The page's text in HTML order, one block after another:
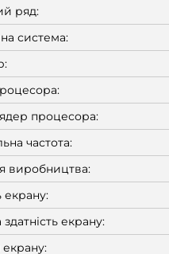
ряд:
система:
ядер процесора:
частота:
виробництва:
екрану:
здатність екрану: